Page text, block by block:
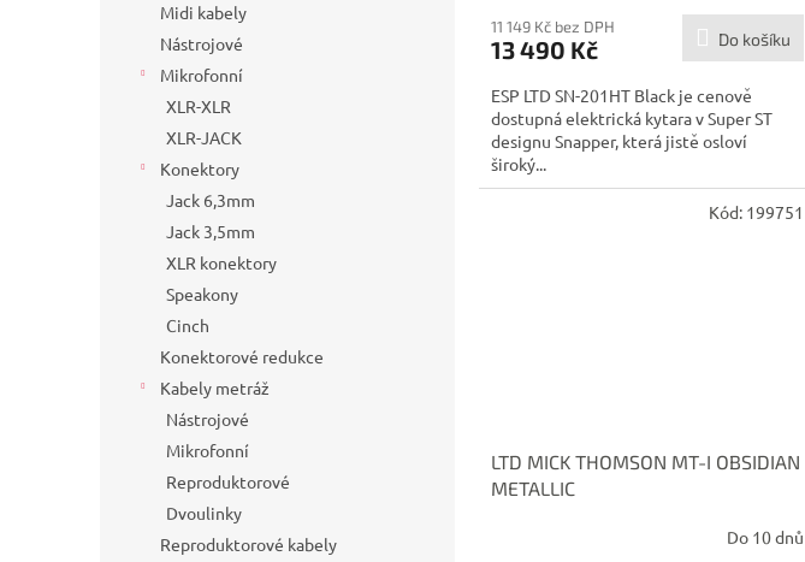
Midi kabely
Nástrojové
Mikrofonní
XLR-XLR
XLR-JACK
Konektory
Jack 6,3mm
Jack 3,5mm
XLR konektory
Speakony
Cinch
Konektorové redukce
Kabely metráž
Nástrojové
Mikrofonní
Reproduktorové
Dvoulinky
Reproduktorové kabely
11 149 Kč bez DPH
13 490 Kč Do košíku
ESP LTD SN-201HT Black je cenově
dostupná elektrická kytara v Super ST
designu Snapper, která jistě osloví
široký...
LTD MICK THOMSON MT-I OBSIDIAN
METALLIC
Do 10 dnů
Kód: 199751